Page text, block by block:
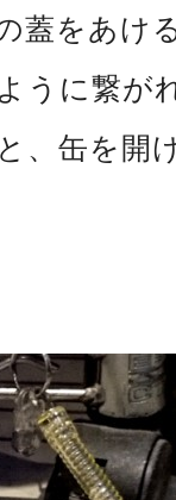
蓋をあけ
うに繋が
、缶を開